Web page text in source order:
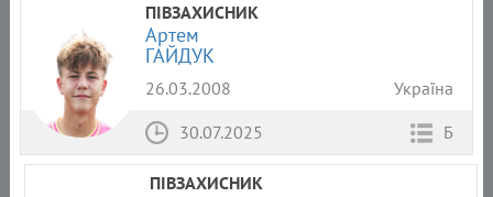
ПІВЗАХИСНИК
Артем
ГАЙДУК
26.03.2008
Україна
30.07.2025
Б
ПІВЗАХИСНИК